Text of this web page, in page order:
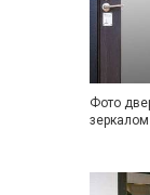
Фото
зеркалом